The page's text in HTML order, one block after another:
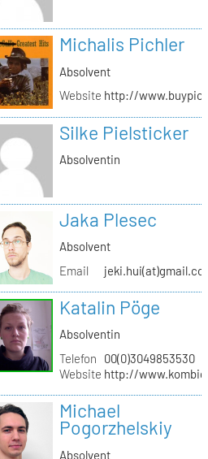
Michalis Pichler
Absolvent
Website http://
Silke Pielsticker
Absolventin
Jaka Plesec
Absolvent
Email
Katalin Pöge
Absolventin
Telefon
00(0)3049853530
Website http://
Michael
Pogorzhelskiy
Absolvent